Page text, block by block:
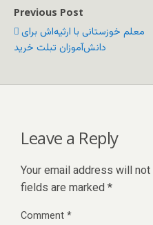
Previous Post
معلم خوزستانی با ارثیه‌اش برای
دانش‌آموزان تبلت خرید
Leave a Reply
Your email address will
fields are marked *
Comment*